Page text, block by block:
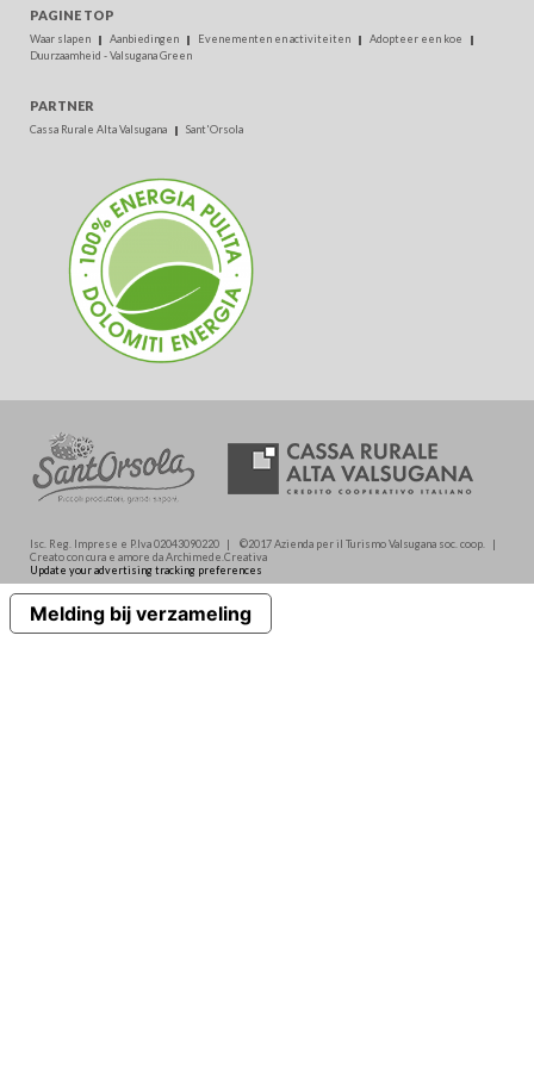
PAGINE TOP
Waar slapen Aanbiedingen Evenementen en activiteiten
Adopteer een koe
Duurzaamheid - Valsugana Green
PARTNER
Cassa Rurale Alta Valsugana Sant'Orsola
Isc. Reg. Imprese e P.Iva 02043090220 | ©2017 Azienda per il Turismo Valsugana soc. coop. |
Creato con cura e amore da Archimede.Creativa
Update your advertising tracking preferences
Melding bij verzameling